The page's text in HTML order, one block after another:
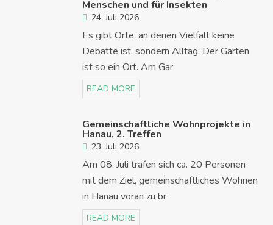
Menschen und für Insekten
24. Juli 2026
Es gibt Orte, an denen Vielfalt keine
Debatte ist, sondern Alltag. Der Garten
ist so ein Ort. Am Gar
READ MORE
Gemeinschaftliche Wohnprojekte in
Hanau, 2. Treffen
23. Juli 2026
Am 08. Juli trafen sich ca. 20 Personen
mit dem Ziel, gemeinschaftliches Wohnen
in Hanau voran zu br
READ MORE